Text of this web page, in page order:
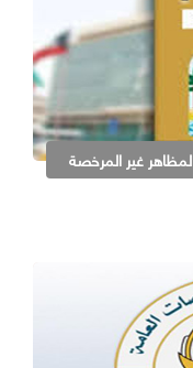
غير المرخصة